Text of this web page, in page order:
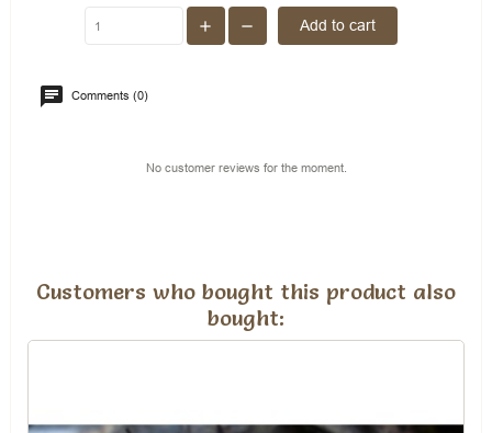
Add to cart
Comments (0)
No customer reviews for the moment.
Customers who bought this product also
bought: